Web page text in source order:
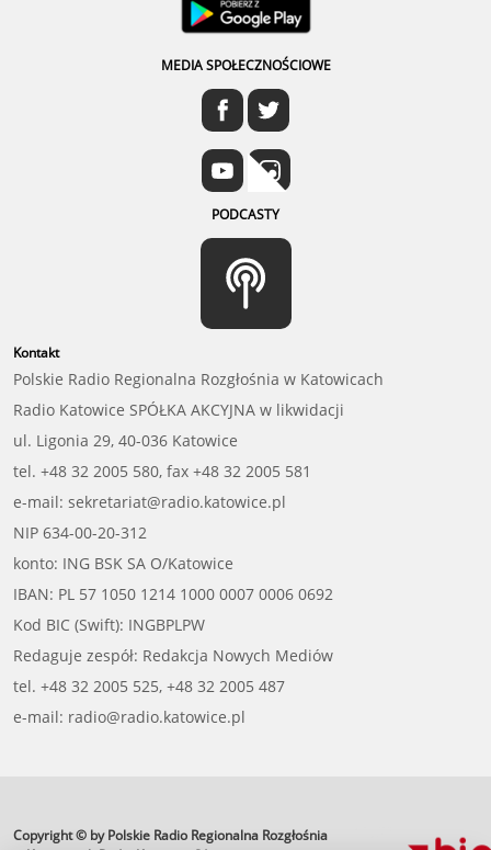
MEDIA SPOŁECZNOŚCIOWE
PODCASTY
Kontakt
Polskie Radio Regionalna Rozgłośnia w Katowicach
Radio Katowice SPÓŁKA AKCYJNA w likwidacji
ul. Ligonia 29, 40-036 Katowice
tel. +48 32 2005 580, fax +48 32 2005 581
e-mail: sekretariat@radio.katowice.pl
NIP 634-00-20-312
konto: ING BSK SA O/Katowice
IBAN: PL 57 1050 1214 1000 0007 0006 0692
Kod BIC (Swift): INGBPLPW
Redaguje zespół: Redakcja Nowych Mediów
tel. +48 32 2005 525, +48 32 2005 487
e-mail: radio@radio.katowice.pl
Copyright © by Polskie Radio Regionalna Rozgłośnia